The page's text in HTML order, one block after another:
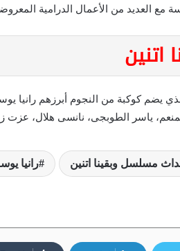
يضم كوكبة من النجوم أبرزهم رانيا
ياسر الطوبجى، نانسى هلال، عزت
مسلسل وبقينا اتنين رانيا
بعد
نجحت